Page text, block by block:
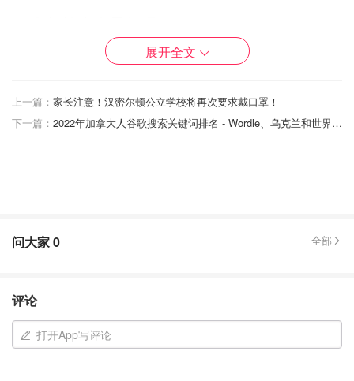
公主邮轮大部份现役船只的吨位都在七万吨以上，至尊公主
号更是在十万吨以上，且船上配有先进的平衡装置。特别是
在比较平静的水域时，比如阿拉斯加的内湾航道，你可能根
展开全文
上一篇： 家长注意！汉密尔顿公立学校将再次要求戴口罩！
下一篇：
2022年加拿大人谷歌搜索关键词排名 - Wordle、乌克兰和世界杯搜索量名列前茅！
问大家0 全部
评论
打开App写评论